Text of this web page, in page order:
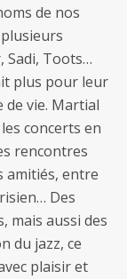
de nos
Sadi, Toots…
plus pour leur
de vie. Martial
concerts en
rencontres
amitiés, entre
Des
mais aussi des
du jazz, ce
plaisir et